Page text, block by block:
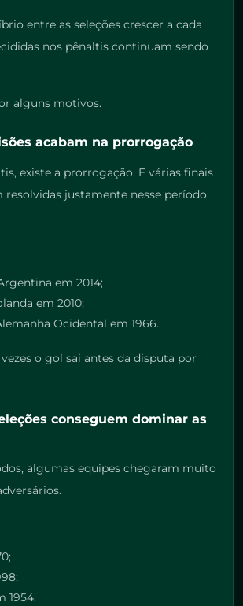
entre as seleções crescer a cada
nos pênaltis continuam sendo
alguns motivos.
acabam na prorrogação
existe a prorrogação. E várias finais
resolvidas justamente nesse período
em 2014;
em 2010;
Ocidental em 1966.
o gol sai antes da disputa por
conseguem dominar as
algumas equipes chegaram muito
1954.